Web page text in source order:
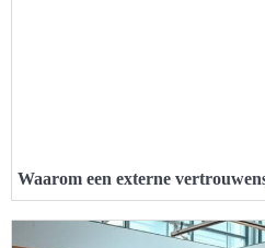
Waarom een externe